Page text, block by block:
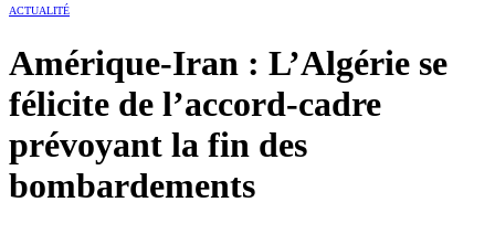
ACTUALITÉ
Amérique-Iran : L’Algérie se
félicite de l’accord-cadre
prévoyant la fin des
bombardements